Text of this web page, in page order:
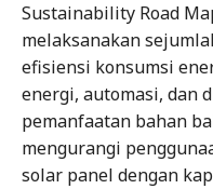
Sustainability Road
melaksanakan
efisiensi konsumsi
energi, automasi, dan
pemanfaatan bahan
mengurangi
solar panel dengan